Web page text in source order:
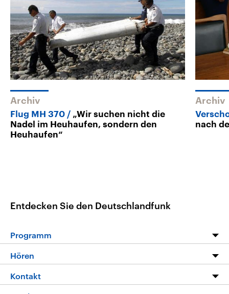
Archiv
Flug MH 370
„Wir suchen nicht die
Nadel im Heuhaufen, sondern den
Heuhaufen“
Archiv
nach
Entdecken Sie den Deutschlandfunk
Programm
Programm
Die Nachrichten
Hören
Livestream
Kontakt